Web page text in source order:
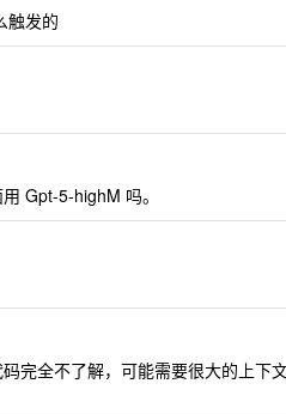
触发的
Gpt-5-highM 吗。
完全不了解，可能需要很大的上下